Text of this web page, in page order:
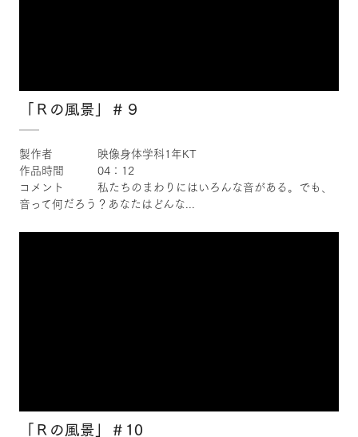
「Ｒの風景」＃９
製作者 映像身体学科1年KT
作品時間 04：12
コメント 私たちのまわりにはいろんな音がある。でも、
音って何だろう？あなたはどんな...
「Ｒの風景」＃10